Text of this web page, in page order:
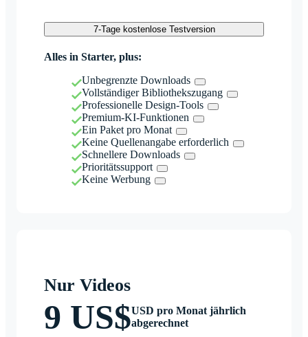
7-Tage kostenlose Testversion
Alles in Starter, plus:
Unbegrenzte Downloads
Vollständiger Bibliothekszugang
Professionelle Design-Tools
Premium-KI-Funktionen
Ein Paket pro Monat
Keine Quellenangabe erforderlich
Schnellere Downloads
Prioritätssupport
Keine Werbung
Nur Videos
9 US$USD pro Monat jährlich
abgerechnet